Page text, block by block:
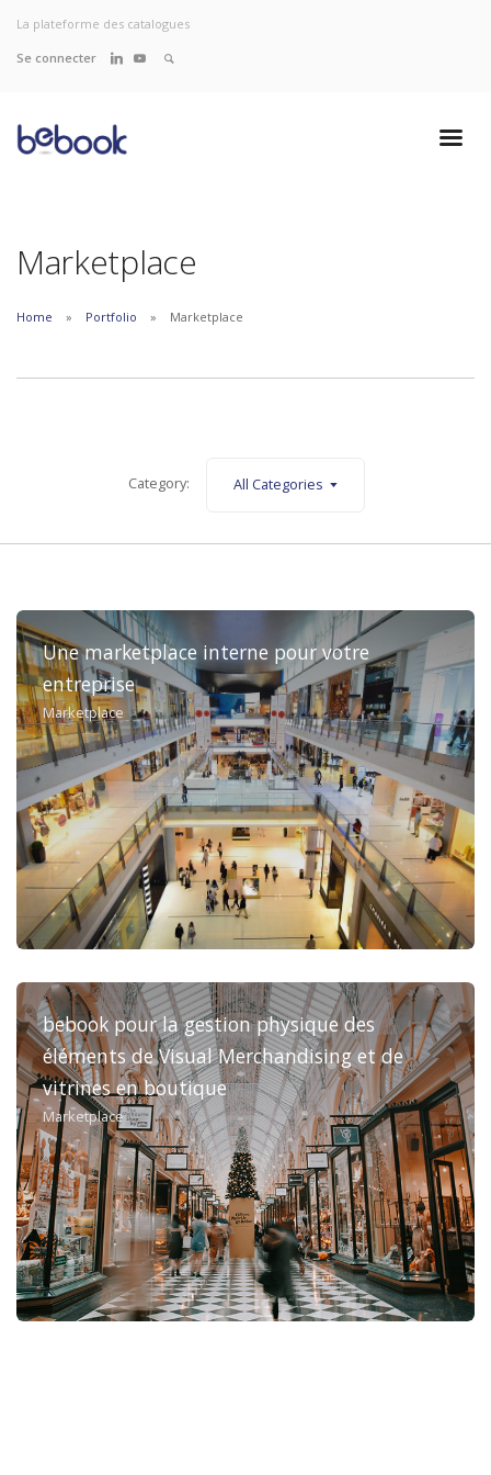
La plateforme des catalogues
Se connecter
Marketplace
Home Portfolio Marketplace
Category: All Categories
Une marketplace interne pour votre
entreprise
Marketplace
bebook pour la gestion physique des
éléments de Visual Merchandising et de
vitrines en boutique
Marketplace